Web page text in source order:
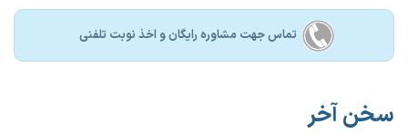
تماس جهت مشاوره رايگان و اخذ نوبت تلفنی
سخن آخر